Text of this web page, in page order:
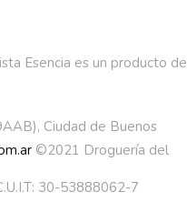
Esencia es un producto de
Ciudad de Buenos
©2021 Droguería del
30-53888062-7